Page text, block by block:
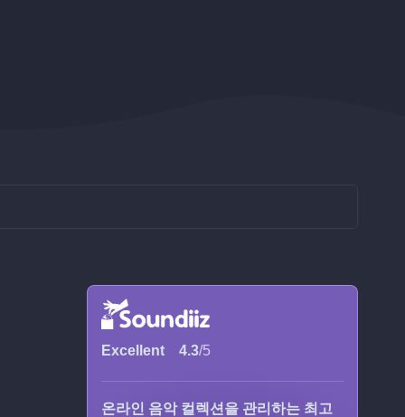
Excellent 4.3/5
온라인 음악 컬렉션을 관리하는 최고